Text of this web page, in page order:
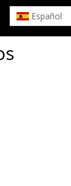
Español